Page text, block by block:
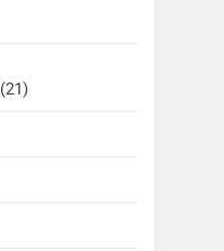
(21)